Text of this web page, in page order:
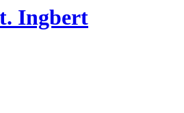
Ingbert